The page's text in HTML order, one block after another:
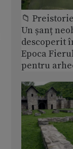
📁
Un șanț
descoperit
Epoca
pentru